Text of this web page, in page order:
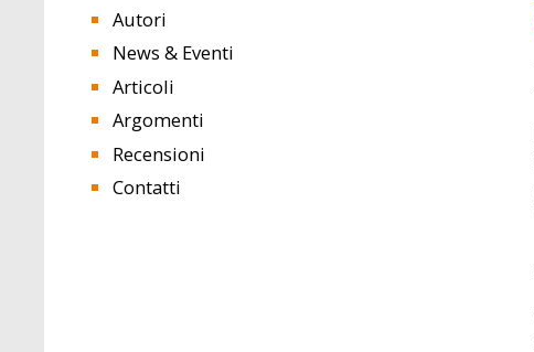
Autori
News & Eventi
Articoli
Argomenti
Recensioni
Contatti